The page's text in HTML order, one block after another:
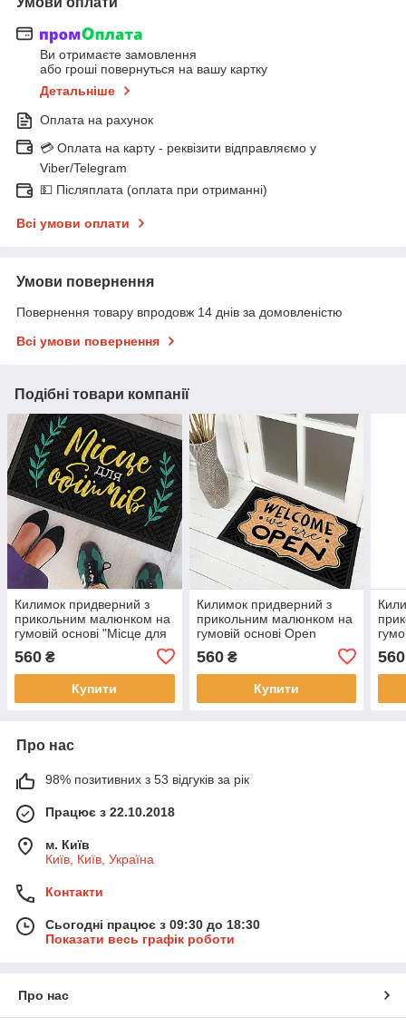
Ви отримаєте замовлення
або гроші повернуться на вашу картку
Детальніше
Оплата на рахунок
💳 Оплата на карту - реквізити відправляємо у
Viber/Telegram
💵 Післяплата (оплата при отриманні)
Всі умови оплати
Умови повернення
Повернення товару впродовж 14 днів за домовленістю
Всі умови повернення
Подібні товари компанії
Килимок придверний з
прикольним малюнком на
гумовій основі "Місце для
560 ₴
Купити
Килимок придверний з
прикольним малюнком на
гумовій основі Open
560₴
Купити
560
Про нас
98% позитивних з 53 відгуків за рік
Працює з 22.10.2018
м. Київ
Київ, Київ, Україна
Контакти
Сьогодні працює з 09:30 до 18:30
Показати весь графік роботи
Про нас